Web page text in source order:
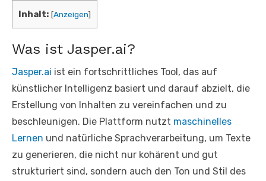
Inhalt: [Anzeigen]
Was ist Jasper.ai?
Jasper.ai ist ein fortschrittliches Tool, das auf
künstlicher Intelligenz basiert und darauf abzielt, die
Erstellung von Inhalten zu vereinfachen und zu
beschleunigen. Die Plattform nutzt maschinelles
Lernen und natürliche Sprachverarbeitung, um Texte
zu generieren, die nicht nur kohärent und gut
strukturiert sind, sondern auch den Ton und Stil des